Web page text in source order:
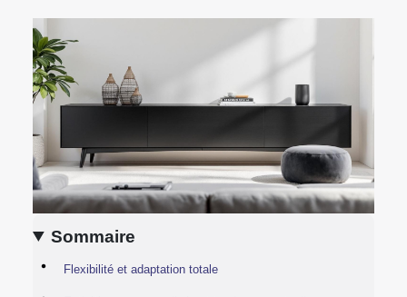
Sommaire
Flexibilité et adaptation totale